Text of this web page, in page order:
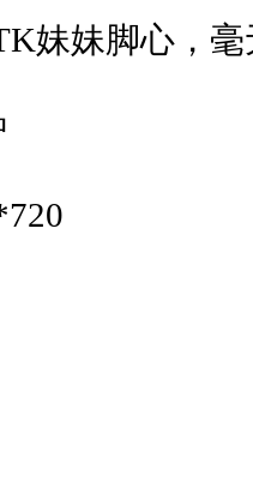
妹妹脚心，